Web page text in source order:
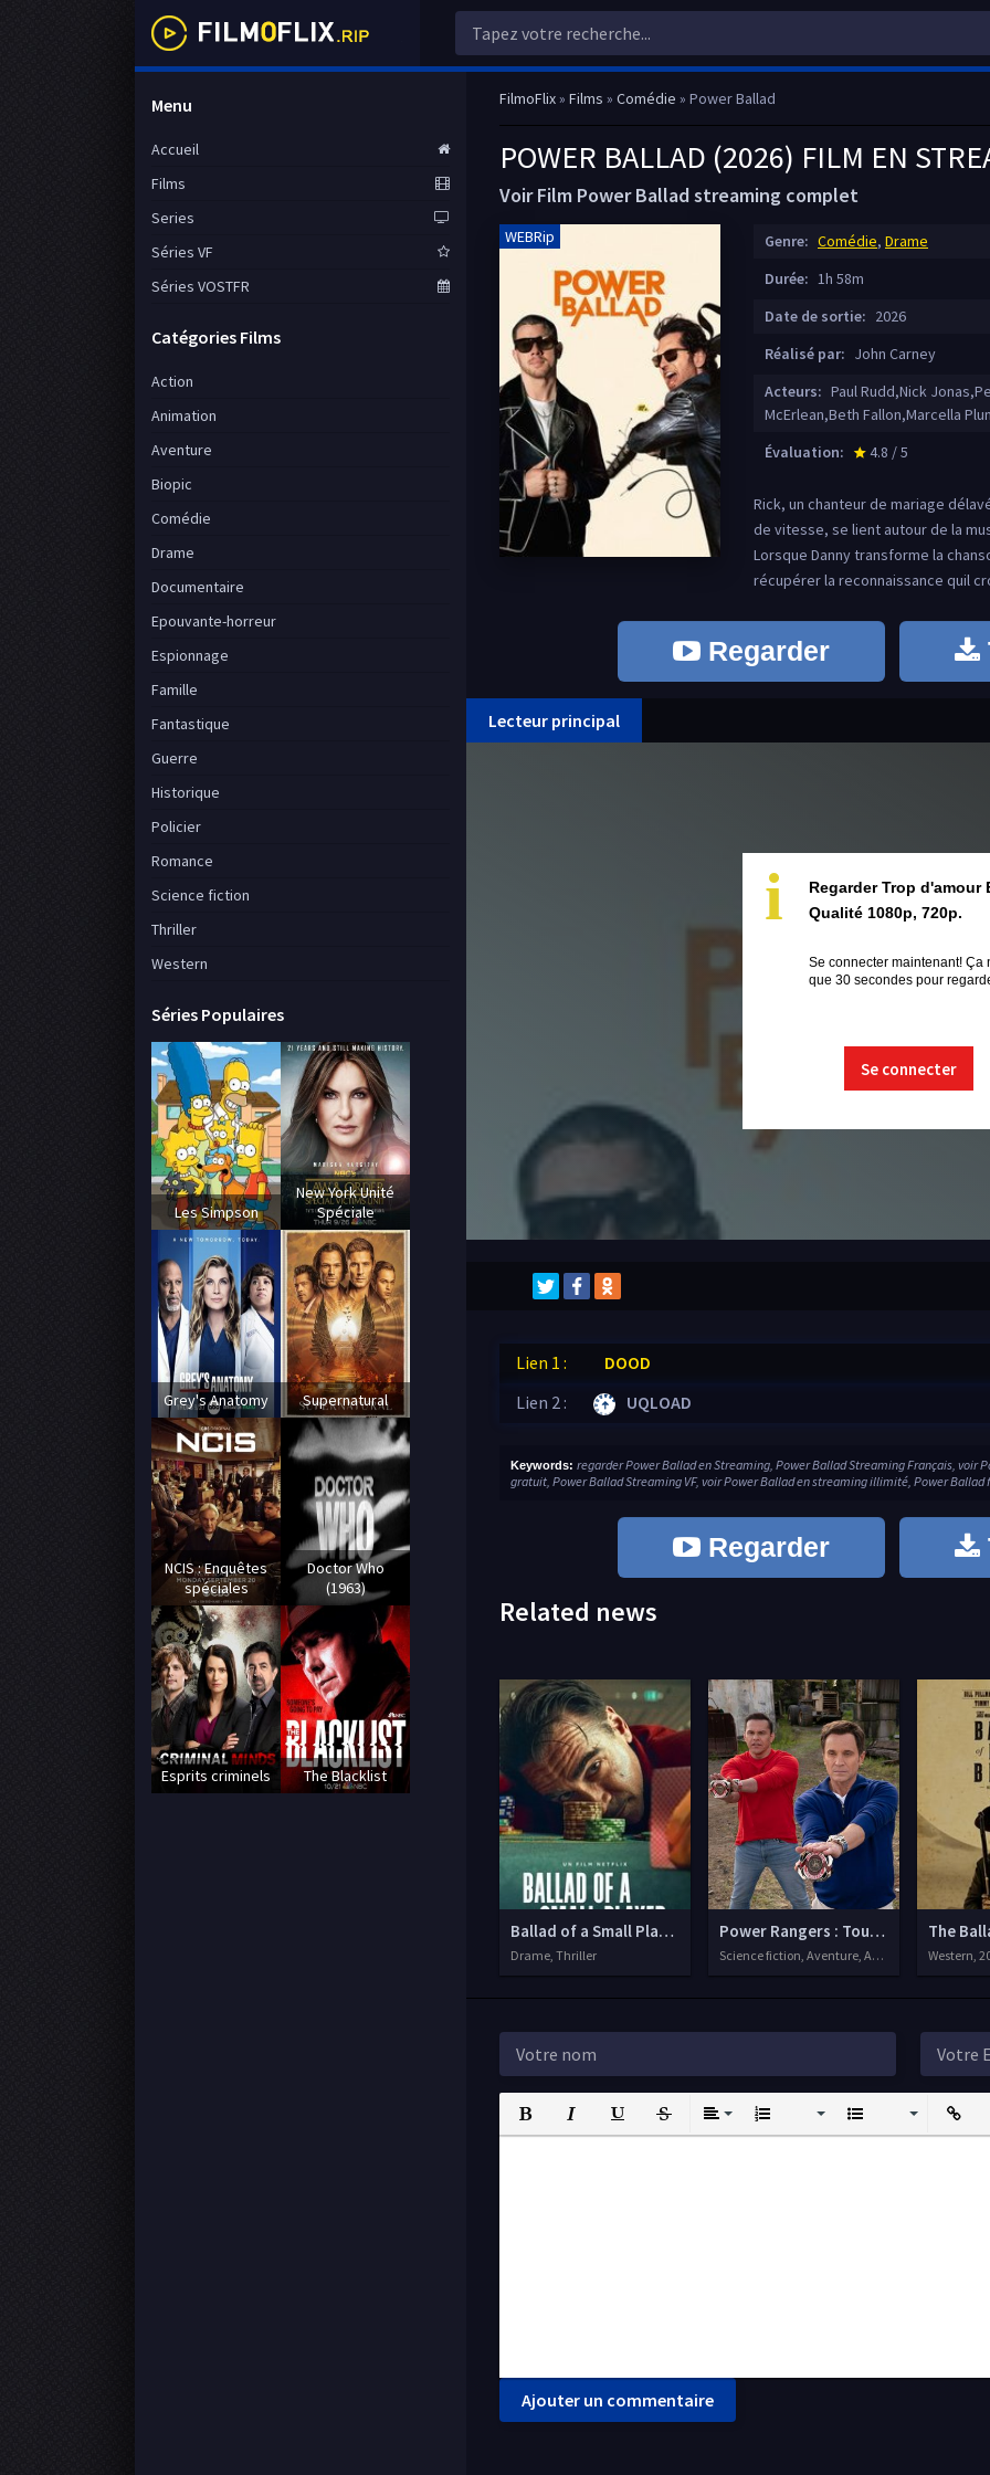
FilmoFlix» Films » Comédie » Power Ballad
POWER BALLAD (2026) FILM EN
Voir Film Power Ballad streaming complet
WEBRip Genre: Comédie, Drame
Durée: 1h 58m
Date de sortie: 2026
Réalisé par: John Carney
Acteurs: Paul Rudd,Nick
McErlean,Beth Fallon,Marcella
Évaluation:
star_rate
4.8 / 5
Rick, un chanteur de mariage
de vitesse, se lient autour de la
Lorsque Danny transforme la
récupérer la reconnaissance quil
Regarder
Lecteur principal
i
Regarder Trop d'amour
Qualité 1080p, 720p.
Se connecter maintenant! Ça
que 30 secondes pour
Se connecter
Lien 1 : DOOD
Lien 2 :
UQLOAD
Keywords: regarder Power Ballad en Streaming, Power Ballad Streaming Français, voir
gratuit, Power Ballad Streaming VF, voir Power Ballad en streaming illimité, Power
Regarder
Related news
Ballad of a Small Player
Drame, Thriller
Power Rangers : Toujours vers le
Science fiction, Aventure, Action, Famille
The
Western,
Bold Italic UnderlineStrikethrough
AlignOrdered List Unordered ListInsert
Ajouter un commentaire
Menu
Accueil
Films
Series
Séries VF
Séries VOSTFR
Catégories Films
Action
Animation
Aventure
Biopic
Comédie
Drame
Documentaire
Epouvante-horreur
Espionnage
Famille
Fantastique
Guerre
Historique
Policier
Romance
Science fiction
Thriller
Western
Séries Populaires
Les Simpson
New York Unité
Spéciale
Grey's Anatomy Supernatural
NCIS : Enquêtes
spéciales
Doctor Who
(1963)
Esprits criminels The Blacklist